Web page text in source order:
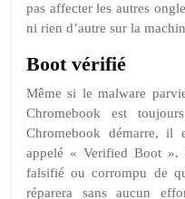
pas affecter les autres
ni rien d’autre sur la
Boot vérifié
Même si le malware
Chromebook est
Chromebook démarre, il
appelé « Verified Boot ».
falsifié ou corrompu de
réparera sans aucun